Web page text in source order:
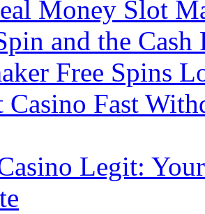
Money Slot
and the Cash
Free Spins
Casino Fast
Legit: